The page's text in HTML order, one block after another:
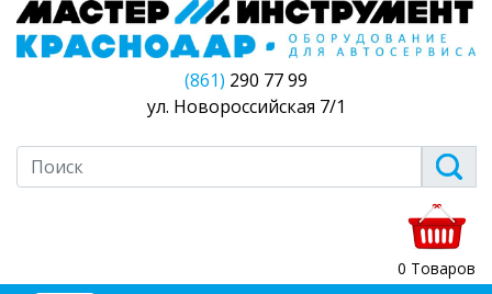
(861) 290 77 99
ул. Новороссийская 7/1
0 Товаров